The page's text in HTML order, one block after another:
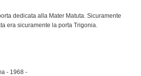
dedicata alla Mater Matuta. Sicuramente
era sicuramente la porta Trigonia.
- 1968 -